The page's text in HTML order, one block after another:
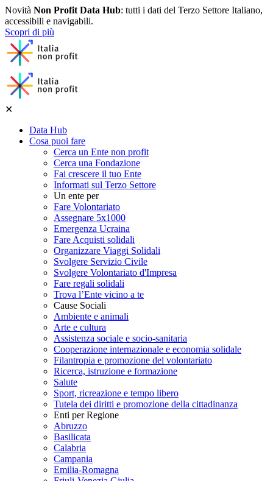
Novità Non Profit Data Hub: tutti i dati del Terzo Settore Italiano,
accessibili e navigabili.
Scopri di più
✕
Data Hub
Cosa puoi fare
Cerca un Ente non profit
Cerca una Fondazione
Fai crescere il tuo Ente
Informati sul Terzo Settore
Un ente per
Fare Volontariato
Assegnare 5x1000
Emergenza Ucraina
Fare Acquisti solidali
Organizzare Viaggi Solidali
Svolgere Servizio Civile
Svolgere Volontariato d'Impresa
Fare regali solidali
Trova l’Ente vicino a te
Cause Sociali
Ambiente e animali
Arte e cultura
Assistenza sociale e socio-sanitaria
Cooperazione internazionale e economia solidale
Filantropia e promozione del volontariato
Ricerca, istruzione e formazione
Salute
Sport, ricreazione e tempo libero
Tutela dei diritti e promozione della cittadinanza
Enti per Regione
Abruzzo
Basilicata
Calabria
Campania
Emilia-Romagna